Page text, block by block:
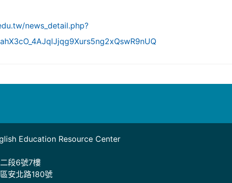
news_detail.php?
Education Resource Center
段6號7樓
安北路180號